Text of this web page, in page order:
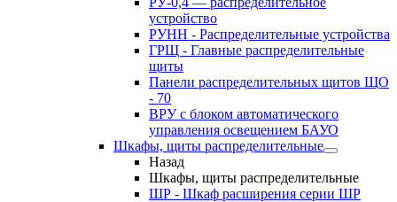
устройство
РУНН - Распределительные устройства
ГРЩ - Главные распределительные
щиты
Панели распределительных щитов ЩО
- 70
ВРУ с блоком автоматического
управления освещением БАУО
Шкафы, щиты распределительные
Назад
Шкафы, щиты распределительные
ШР - Шкаф расширения серии ШР